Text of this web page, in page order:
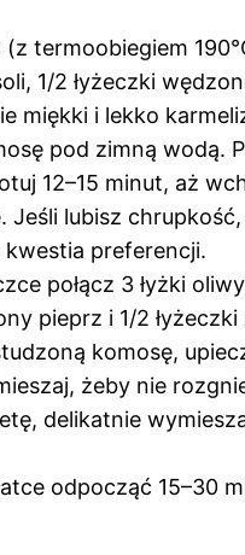
(z termoobiegiem
1/2 łyżeczki
miękki i lekko
pod zimną
12–15 minut, aż
Jeśli lubisz
preferencji.
połącz 3 łyżki
pieprz i 1/2
komosę,
żeby nie
delikatnie
odpocząć 15–30